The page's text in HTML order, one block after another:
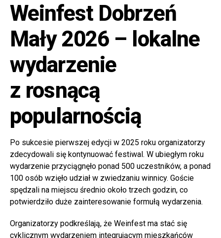
Weinfest Dobrzeń
Mały 2026 – lokalne
wydarzenie
z rosnącą
popularnością
Po sukcesie pierwszej edycji w 2025 roku organizatorzy
zdecydowali się kontynuować festiwal. W ubiegłym roku
wydarzenie przyciągnęło ponad 500 uczestników, a ponad
100 osób wzięło udział w zwiedzaniu winnicy. Goście
spędzali na miejscu średnio około trzech godzin, co
potwierdziło duże zainteresowanie formułą wydarzenia.
Organizatorzy podkreślają, że Weinfest ma stać się
cyklicznym wydarzeniem integrującym mieszkańców